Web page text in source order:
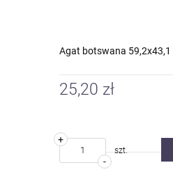
Agat botswana 59,2x43,1
25,20 zł
-
+
szt.